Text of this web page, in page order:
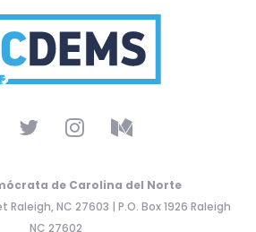
de Carolina del Norte
NC 27603 | P.O. Box 1926 Raleigh
NC 27602